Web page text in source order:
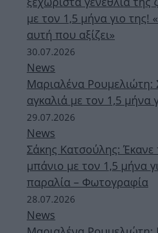
με τον 1,5 μήνα γιο της!
αυτή που αξίζει»
30.07.2026
News
Μαριαλένα Ρουμελιώτη:
αγκαλιά με τον 1,5 μήνα
29.07.2026
News
Σάκης Κατσούλης:
μπάνιο με τον 1,5 μήνα
παραλία – Φωτογραφία
28.07.2026
News